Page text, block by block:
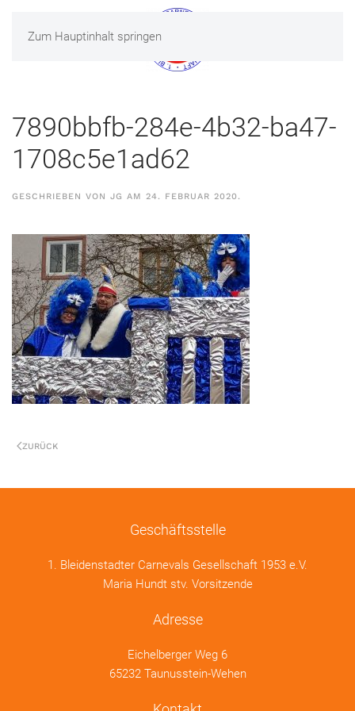
Zum Hauptinhalt springen
MENÜ
7890bbfb-284e-4b32-ba47-
1708c5e1ad62
GESCHRIEBEN VON JG AM 24. FEBRUAR 2020 .
ZURÜCK
Geschäftsstelle
1. Bleidenstadter Carnevals Gesellschaft 1953 e.V.
Maria Hundt stv. Vorsitzende
Adresse
Eichelberger Weg 6
65232 Taunusstein-Wehen